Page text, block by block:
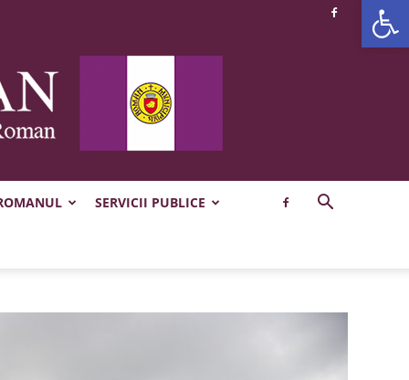
SERVICII PUBLICE